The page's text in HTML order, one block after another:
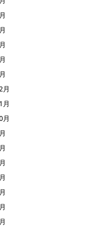
月
月
月